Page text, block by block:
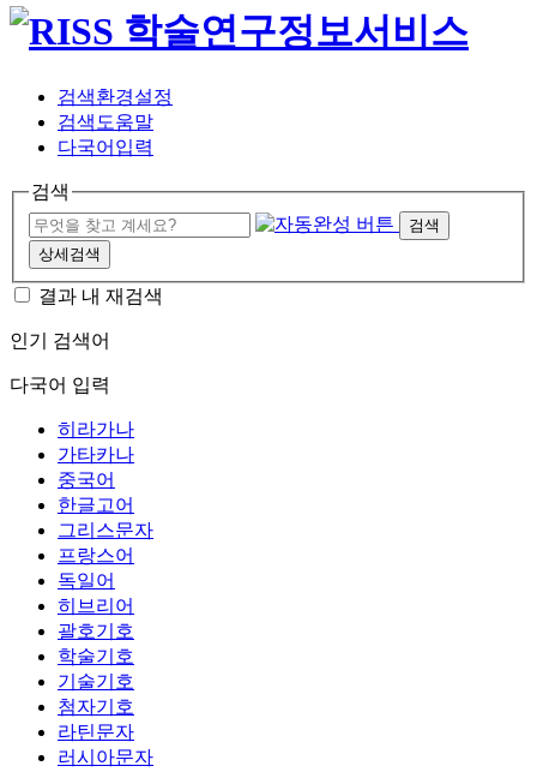
검색환경설정
검색도움말
다국어입력
검색
검색
상세검색
결과 내 재검색
인기 검색어
다국어 입력
히라가나
가타카나
중국어
한글고어
그리스문자
프랑스어
독일어
히브리어
괄호기호
학술기호
기술기호
첨자기호
라틴문자
러시아문자